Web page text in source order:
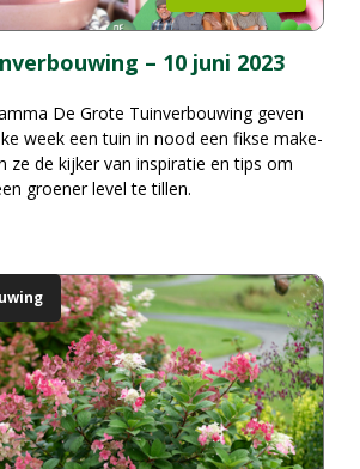
– 10 juni 2023
De Grote Tuinverbouwinggeven
week een tuin in nood een fikse make-
ze de kijker van inspiratie en tips om
groener level te tillen.